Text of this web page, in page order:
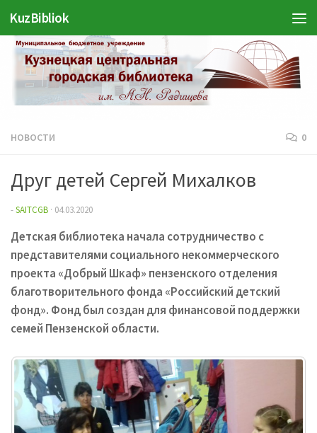
Перейти к содержимому
KuzBibliok
НОВОСТИ 0
Друг детей Сергей Михалков
-SAITCGB · 04.03.2020
Детская библиотека начала сотрудничество с
представителями социального некоммерческого
проекта «Добрый Шкаф» пензенского отделения
благотворительного фонда «Российский детский
фонд». Фонд был создан для финансовой поддержки
семей Пензенской области.